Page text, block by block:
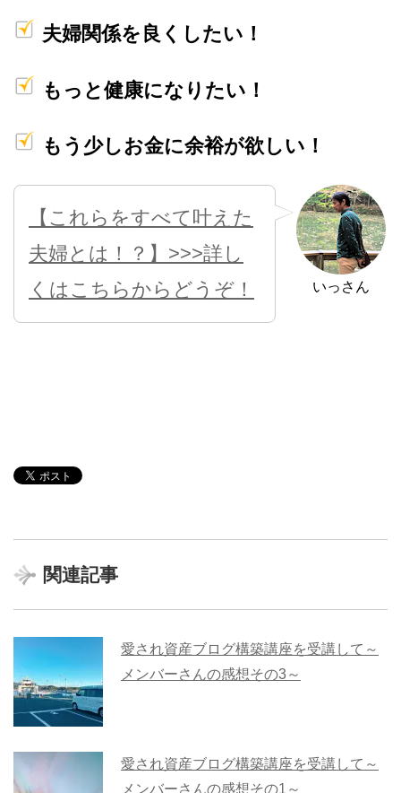
夫婦関係を良くしたい！
もっと健康になりたい！
もう少しお金に余裕が欲しい！
いっさん
【これらをすべて叶えた
夫婦とは！？】>>>詳し
くはこちらからどうぞ！
関連記事
愛され資産ブログ構築講座を受講して～
メンバーさんの感想その3～
愛され資産ブログ構築講座を受講して～
メンバーさんの感想その1～